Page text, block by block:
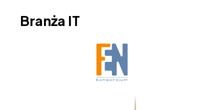
Branża IT